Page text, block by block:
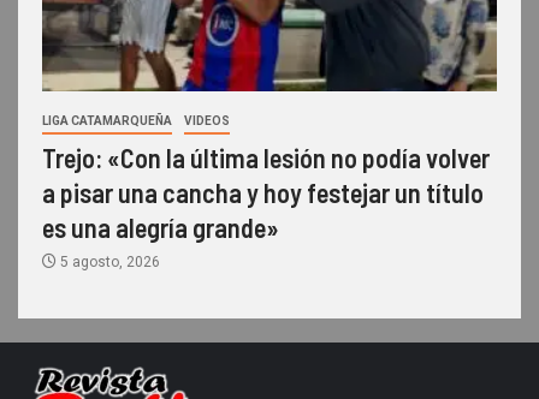
LIGA CATAMARQUEÑA VIDEOS
Trejo: «Con la última lesión no podía volver
a pisar una cancha y hoy festejar un título
es una alegría grande»
5 agosto, 2026